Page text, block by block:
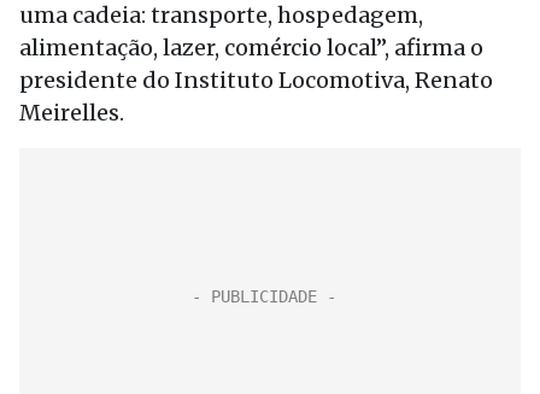
uma cadeia: transporte, hospedagem,
alimentação, lazer, comércio local”, afirma o
presidente do Instituto Locomotiva, Renato
Meirelles.